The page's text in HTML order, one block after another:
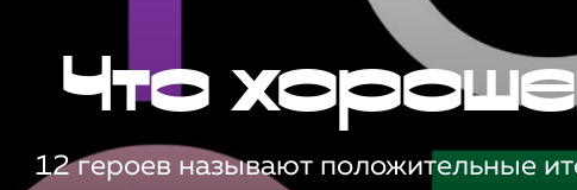
Что
12 героев называют положительные